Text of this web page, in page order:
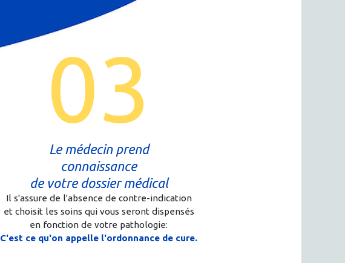
03
Le médecin prend
connaissance
de votre dossier médical
Il s'assure de l'absence de contre-indication
et choisit les soins qui vous seront dispensés
en fonction de votre pathologie:
C'est ce qu'on appelle l'ordonnance de cure.